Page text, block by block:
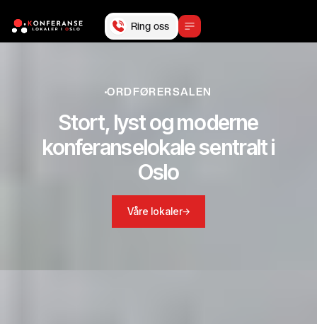
Ring oss
ORDFØRERSALEN
Stort, lyst og moderne
konferanselokale sentralt i
Oslo
Våre lokaler